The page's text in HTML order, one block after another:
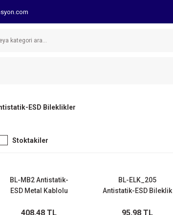
ESD Bileklikler
Stoktakiler
BL-MB2 Antistatik-
ESD Metal Kablolu
408,48 TL
BL-ELK_205
Antistatik-ESD Bileklik
95,98 TL